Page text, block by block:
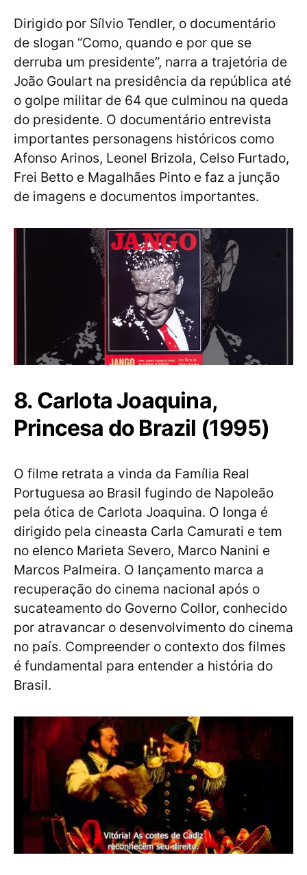
Dirigido por Sílvio Tendler, o documentário
de slogan “Como, quando e por que se
derruba um presidente”, narra a trajetória de
João Goulart na presidência da república até
o golpe militar de 64 que culminou na queda
do presidente. O documentário entrevista
importantes personagens históricos como
Afonso Arinos, Leonel Brizola, Celso Furtado,
Frei Betto e Magalhães Pinto e faz a junção
de imagens e documentos importantes.
8. Carlota Joaquina,
Princesa do Brazil (1995)
O filme retrata a vinda da Família Real
Portuguesa ao Brasil fugindo de Napoleão
pela ótica de Carlota Joaquina. O longa é
dirigido pela cineasta Carla Camurati e tem
no elenco Marieta Severo, Marco Nanini e
Marcos Palmeira. O lançamento marca a
recuperação do cinema nacional após o
sucateamento do Governo Collor, conhecido
por atravancar o desenvolvimento do cinema
no país. Compreender o contexto dos filmes
é fundamental para entender a história do
Brasil.